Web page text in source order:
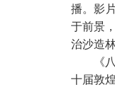
播。影
于前景
治沙造
《
十届敦